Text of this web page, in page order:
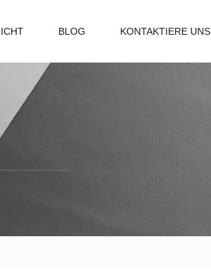
BLOG KONTAKTIERE UNS